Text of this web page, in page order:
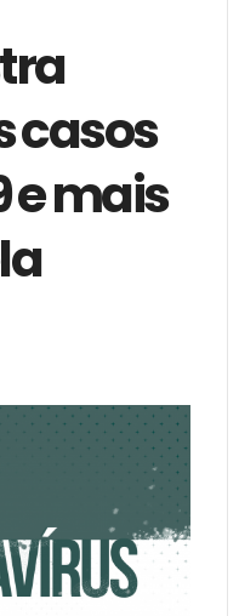
casos
e mais